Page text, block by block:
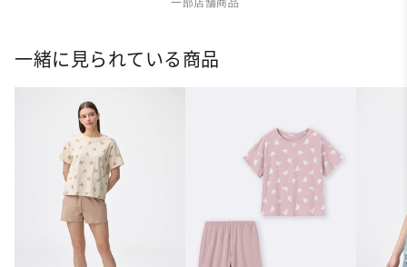
一緒に見られている商品